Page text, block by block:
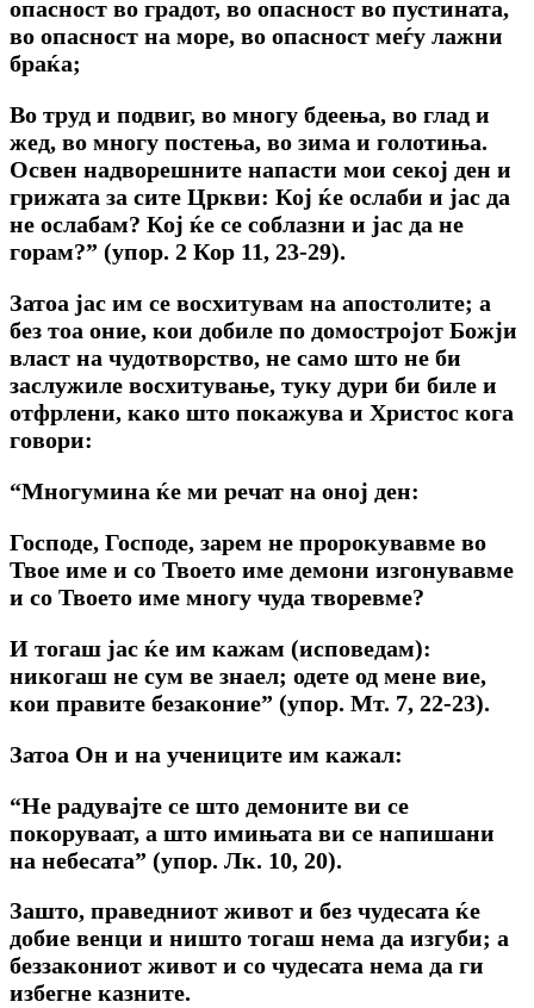
опасност во градот, во опасност во пустината,
во опасност на море, во опасност меѓу лажни
браќа;
Во труд и подвиг, во многу бдеења, во глад и
жед, во многу постења, во зима и голотиња.
Освен надворешните напасти мои секој ден и
грижата за сите Цркви: Кој ќе ослаби и јас да
не ослабам? Кој ќе се соблазни и јас да не
горам?” (упор. 2 Кор 11, 23-29).
Затоа јас им се восхитувам на апостолите; а
без тоа оние, кои добиле по домостројот Божји
власт на чудотворство, не само што не би
заслужиле восхитување, туку дури би биле и
отфрлени, како што покажува и Христос кога
говори:
“Многумина ќе ми речат на оној ден:
Господе, Господе, зарем не пророкувавме во
Твое име и со Твоето име демони изгонувавме
и со Твоето име многу чуда творевме?
И тогаш јас ќе им кажам (исповедам):
никогаш не сум ве знаел; одете од мене вие,
кои правите безаконие” (упор. Мт. 7, 22-23).
Затоа Он и на учениците им кажал:
“Не радувајте се што демоните ви се
покоруваат, а што имињата ви се напишани
на небесата” (упор. Лк. 10, 20).
Зашто, праведниот живот и без чудесата ќе
добие венци и ништо тогаш нема да изгуби; а
беззакониот живот и со чудесата нема да ги
избегне казните.